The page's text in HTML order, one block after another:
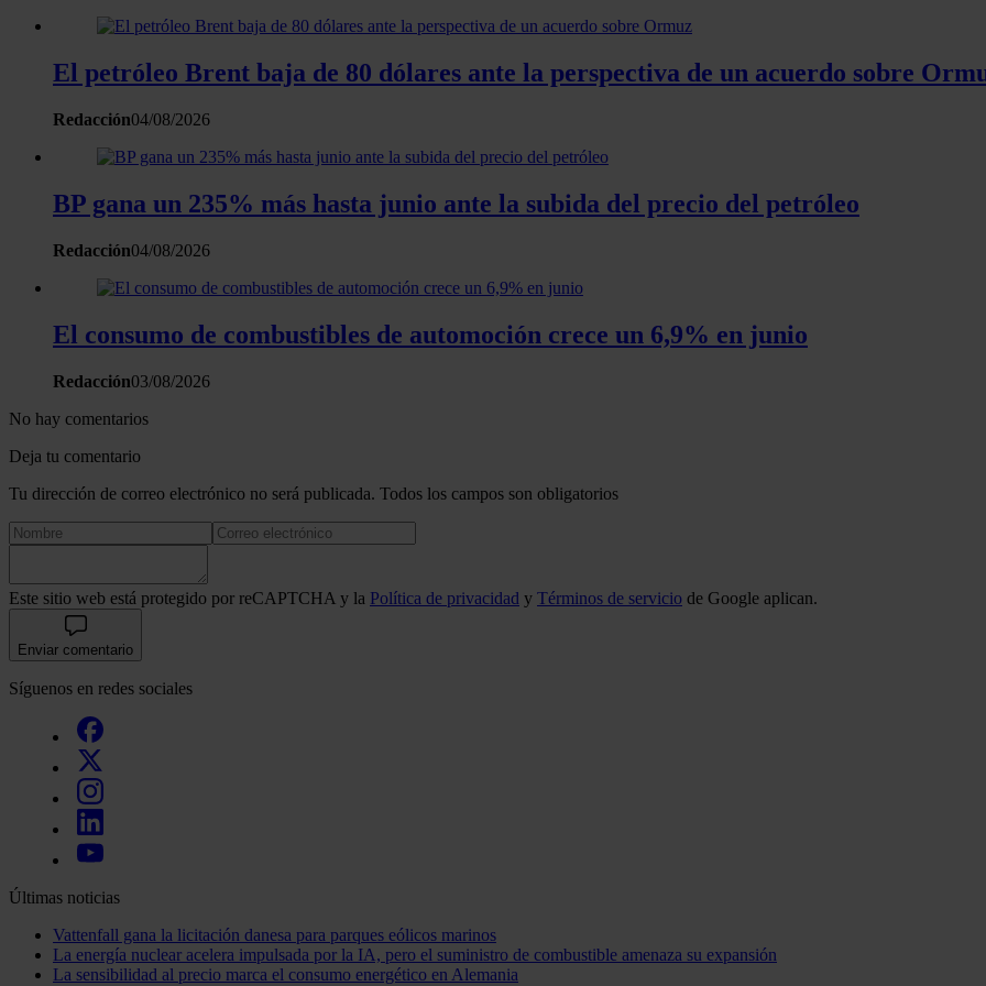
El petróleo Brent baja de 80 dólares ante la perspectiva de un acuerdo sobre
Redacción04/08/2026
BP gana un 235% más hasta junio ante la subida del precio del petróleo
Redacción04/08/2026
El consumo de combustibles de automoción crece un 6,9% en junio
Redacción03/08/2026
No hay comentarios
Deja tu comentario
Tu dirección de correo electrónico no será publicada. Todos los campos son obligatorios
Este sitio web está protegido por reCAPTCHA y la Política de privacidad y Términos de servicio de Google aplican.
Enviar comentario
Síguenos en redes sociales
Últimas noticias
Vattenfall gana la licitación danesa para parques eólicos marinos
La energía nuclear acelera impulsada por la IA, pero el suministro de combustible amenaza su expansión
La sensibilidad al precio marca el consumo energético en Alemania